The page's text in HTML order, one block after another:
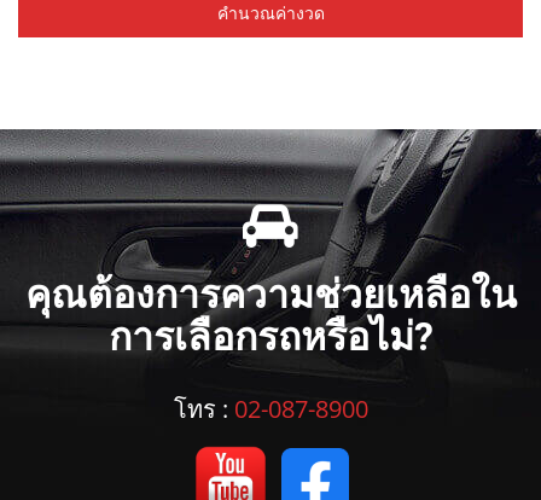
คำนวณค่างวด
คุณต้องการความช่วยเหลือใน
การเลือกรถหรือไม่?
โทร : 02-087-8900